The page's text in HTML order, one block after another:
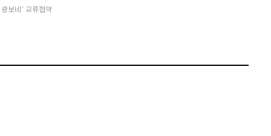
보네’ 교류협약